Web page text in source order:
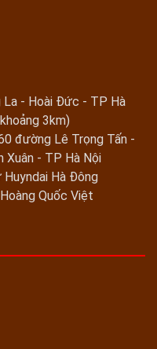
- Hoài Đức - TP Hà
3km)
đường Lê Trọng Tấn -
Xuân - TP Hà Nội
Huyndai Hà Đông
Quốc Việt